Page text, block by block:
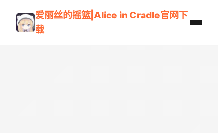
爱丽丝的摇篮|Alice in Cradle官网下
载